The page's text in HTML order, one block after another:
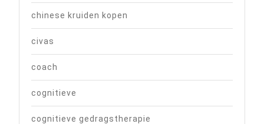
chinese kruiden kopen
civas
coach
cognitieve
cognitieve gedragstherapie